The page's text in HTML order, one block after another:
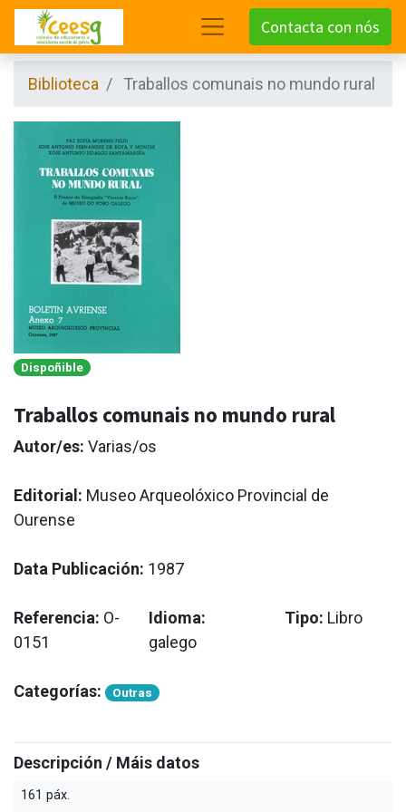
Contacta con nós
Biblioteca Traballos comunais no mundo rural
Dispoñible
Traballos comunais no mundo rural
Autor/es: Varias/os
Editorial: Museo Arqueolóxico Provincial de
Ourense
Data Publicación: 1987
Referencia: O-
0151
Idioma:
galego
Tipo: Libro
Categorías: Outras
Descripción / Máis datos
161 páx.